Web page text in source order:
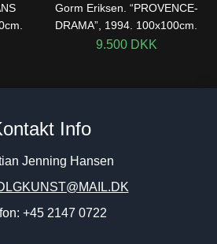
Gorm Eriksen. “PROVENCE-
DRAMA”, 1994. 100x100cm.
9.500 DKK
Info
Jenning Hansen
+45 2147 0722